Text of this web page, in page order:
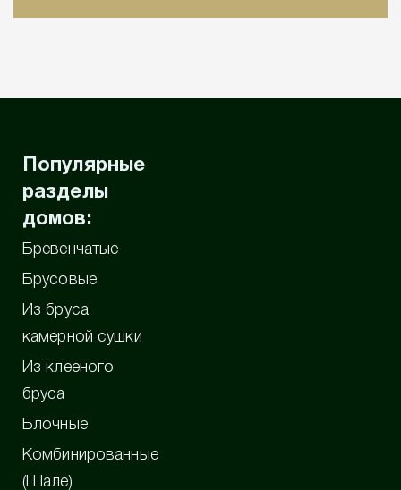
Популярные
разделы
домов:
Бревенчатые
Брусовые
Из бруса
камерной сушки
Из клееного
бруса
Блочные
Комбинированные
(Шале)